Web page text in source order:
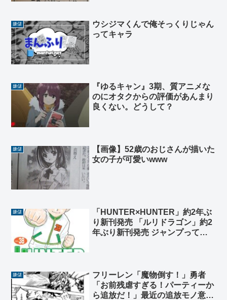
嫌儲
ウシジマくんで俺そっくりじゃん
ってキャラ
嫌儲
『ゆるキャン』3期、質アニメな
のにオタクからの評価があんまり
良くない。どうして？
嫌儲
【画像】52歳のおじさんが描いた
女の子が可愛いwww
嫌儲
「HUNTER×HUNTER」約2年ぶ
り新刊発売 「ルリドラゴン」約2
年ぶり新刊発売 ジャンプって昔
嫌儲
フリーレン「魔物倒す！」勇者
「お前残虐すぎる！パーティーか
ら追放だ！」最近の追放モノ意味